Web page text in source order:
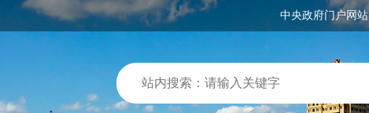
中央政府门户网站